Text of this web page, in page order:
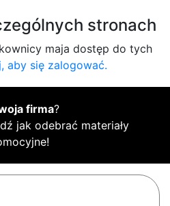
stronach
maja dostęp do tych
aby się zalogować.
firma?
jak odebrać materiały